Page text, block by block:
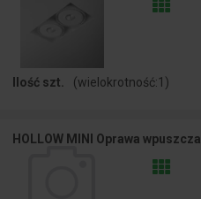
Ilość szt. (wielokrotność:1 )
HOLLOW MINI Oprawa